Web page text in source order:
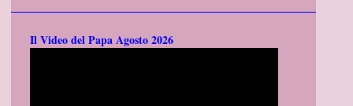
Il Video del Papa Agosto 2026